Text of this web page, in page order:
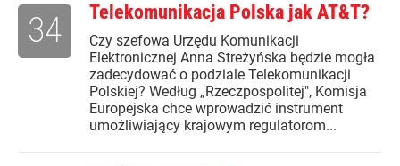
Telekomunikacja Polska jak AT&T?
Czy szefowa Urzędu Komunikacji
Elektronicznej Anna Streżyńska będzie mogła
zadecydować o podziale Telekomunikacji
Polskiej? Według „Rzeczpospolitej", Komisja
Europejska chce wprowadzić instrument
umożliwiający krajowym regulatorom...
34